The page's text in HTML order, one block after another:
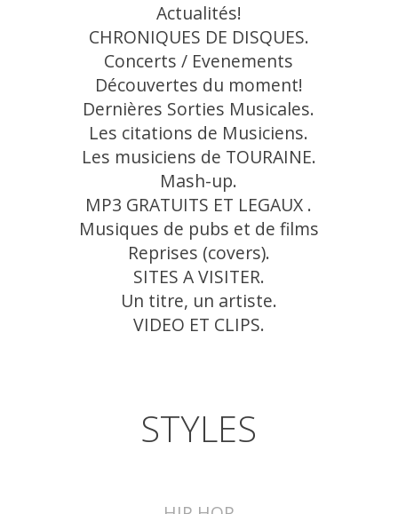
Actualités!
CHRONIQUES DE DISQUES.
Concerts / Evenements
Découvertes du moment!
Dernières Sorties Musicales.
Les citations de Musiciens.
Les musiciens de TOURAINE.
Mash-up.
MP3 GRATUITS ET LEGAUX .
Musiques de pubs et de films
Reprises (covers).
SITES A VISITER.
Un titre, un artiste.
VIDEO ET CLIPS.
STYLES